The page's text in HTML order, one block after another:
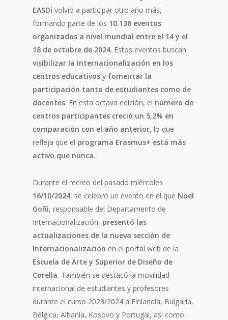
EASDi volvió a participar otro año más,
formando parte de los 10.136 eventos
organizados a nivel mundial entre el 14 y el
18 de octubre de 2024. Estos eventos buscan
visibilizar la internacionalización en los
centros educativos y fomentar la
participación tanto de estudiantes como de
docentes. En esta octava edición, el número de
centros participantes creció un 5,2% en
comparación con el año anterior, lo que
refleja que el programa Erasmus+ está más
activo que nunca.
Durante el recreo del pasado miércoles
16/10/2024, se celebró un evento en el que Noel
Goñi, responsable del Departamento de
Internacionalización, presentó las
actualizaciones de la nueva sección de
Internacionalización en el portal web de la
Escuela de Arte y Superior de Diseño de
Corella. También se destacó la movilidad
internacional de estudiantes y profesores
durante el curso 2023/2024 a Finlandia, Bulgaria,
Bélgica, Albania, Kosovo y Portugal, así como